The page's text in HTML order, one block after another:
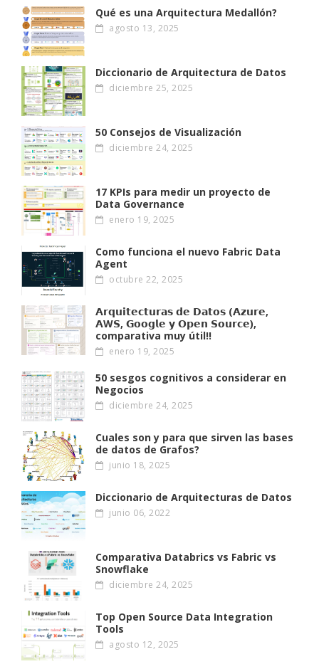
Qué es una Arquitectura Medallón?
agosto 13, 2025
Diccionario de Arquitectura de Datos
diciembre 25, 2025
50 Consejos de Visualización
diciembre 24, 2025
17 KPIs para medir un proyecto de
Data Governance
enero 19, 2025
Como funciona el nuevo Fabric Data
Agent
octubre 22, 2025
𝗔𝗿𝗾𝘂𝗶𝘁𝗲𝗰𝘁𝘂𝗿𝗮𝘀 𝗱𝗲 𝗗𝗮𝘁𝗼𝘀 (𝗔𝘇𝘂𝗿𝗲,
𝗔W𝗦, 𝗚𝗼𝗼𝗴𝗹𝗲 𝘆 𝗢𝗽𝗲𝗻 𝗦𝗼𝘂𝗿𝗰𝗲),
comparativa muy útil!!
enero 19, 2025
50 sesgos cognitivos a considerar en
Negocios
diciembre 24, 2025
Cuales son y para que sirven las bases
de datos de Grafos?
junio 18, 2025
Diccionario de Arquitecturas de Datos
junio 06, 2022
Comparativa Databrics vs Fabric vs
Snowflake
diciembre 24, 2025
Top Open Source Data Integration
Tools
agosto 12, 2025